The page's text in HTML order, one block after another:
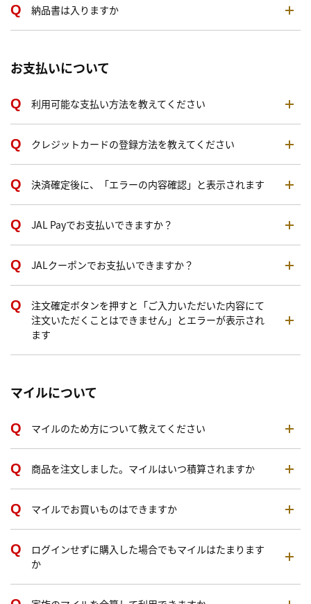
納品書は入りますか
お支払いについて
利用可能な支払い方法を教えてください
クレジットカードの登録方法を教えてください
決済確定後に、「エラーの内容確認」と表示されます
JAL Payでお支払いできますか？
JALクーポンでお支払いできますか？
注文確定ボタンを押すと「ご入力いただいた内容にて
注文いただくことはできません」とエラーが表示され
ます
マイルについて
マイルのため方について教えてください
商品を注文しました。マイルはいつ積算されますか
マイルでお買いものはできますか
ログインせずに購入した場合でもマイルはたまります
か